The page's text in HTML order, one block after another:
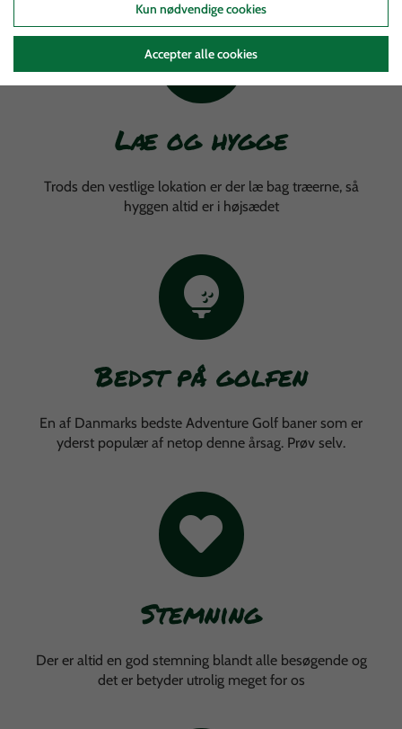
Læ og hygge
Trods den vestlige lokation er der læ bag træerne, så
hyggen altid er i højsædet
Bedst på golfen
En af Danmarks bedste Adventure Golf baner som er
yderst populær af netop denne årsag. Prøv selv.
Stemning
Der er altid en god stemning blandt alle besøgende og
det er betyder utrolig meget for os
Kun nødvendige cookies
Accepter alle cookies